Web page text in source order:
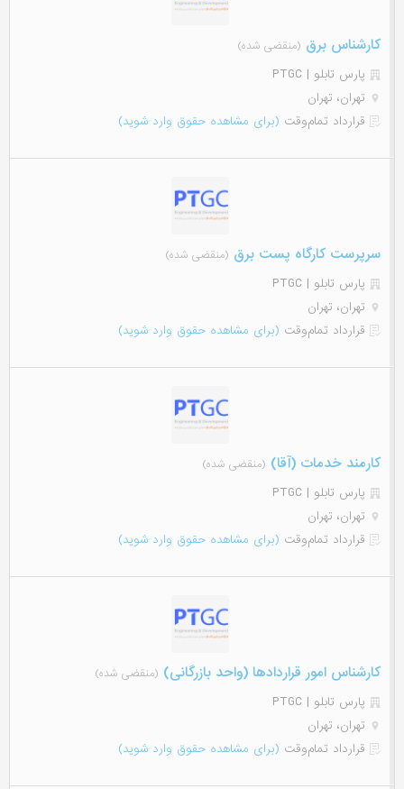
کارشناس برق (منقضی شده)
پارس تابلو | PTGC
تهران، تهران
قرارداد تمام‌وقت (برای مشاهده حقوق وارد شوید)
سرپرست کارگاه پست برق (منقضی شده)
پارس تابلو | PTGC
تهران، تهران
قرارداد تمام‌وقت (برای مشاهده حقوق وارد شوید)
کارمند خدمات (آقا) (منقضی شده)
پارس تابلو | PTGC
تهران، تهران
قرارداد تمام‌وقت (برای مشاهده حقوق وارد شوید)
کارشناس امور قراردادها (واحد بازرگانی) (منقضی شده)
پارس تابلو | PTGC
تهران، تهران
قرارداد تمام‌وقت (برای مشاهده حقوق وارد شوید)